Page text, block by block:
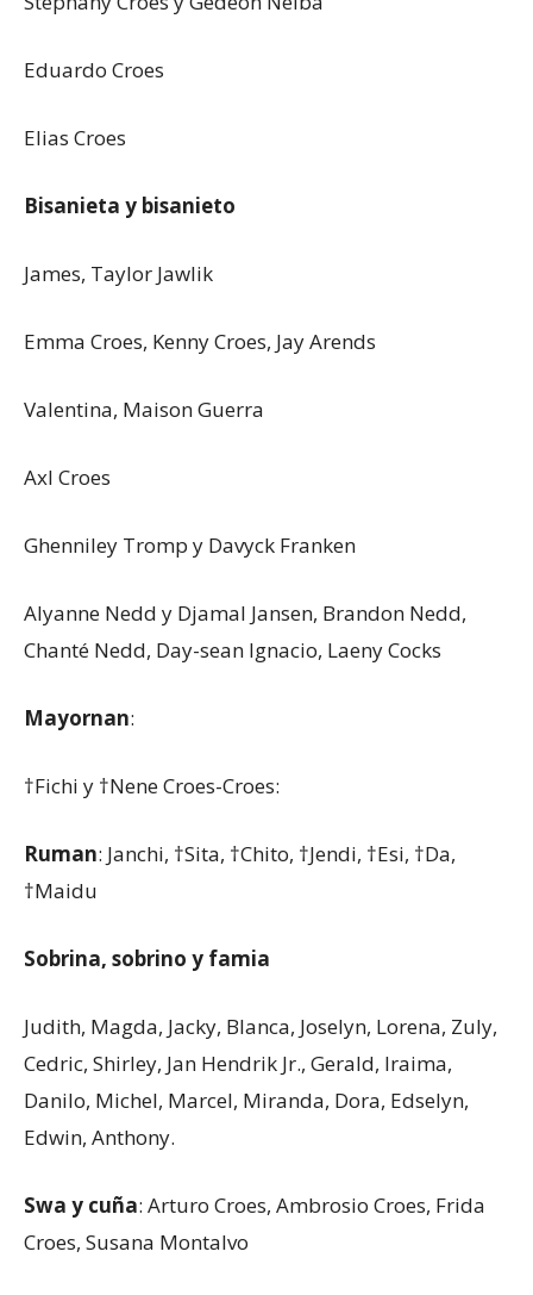
Eduardo Croes
Elias Croes
Bisanieta y bisanieto
James, Taylor Jawlik
Emma Croes, Kenny Croes, Jay Arends
Valentina, Maison Guerra
Axl Croes
Ghenniley Tromp y Davyck Franken
Alyanne Nedd y Djamal Jansen, Brandon Nedd,
Chanté Nedd, Day-sean Ignacio, Laeny Cocks
Mayornan:
†Fichi y †Nene Croes-Croes:
Ruman: Janchi, †Sita, †Chito, †Jendi, †Esi, †Da,
†Maidu
Sobrina, sobrino y famia
Judith, Magda, Jacky, Blanca, Joselyn, Lorena, Zuly,
Cedric, Shirley, Jan Hendrik Jr., Gerald, Iraima,
Danilo, Michel, Marcel, Miranda, Dora, Edselyn,
Edwin, Anthony.
Swa y cuña: Arturo Croes, Ambrosio Croes, Frida
Croes, Susana Montalvo